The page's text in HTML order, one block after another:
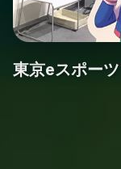
東京eスポー